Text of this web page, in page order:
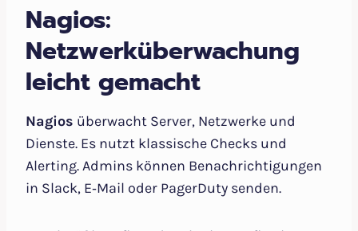
Nagios:
Netzwerküberwachung
leicht gemacht
Nagios überwacht Server, Netzwerke und
Dienste. Es nutzt klassische Checks und
Alerting. Admins können Benachrichtigungen
in Slack, E‑Mail oder PagerDuty senden.